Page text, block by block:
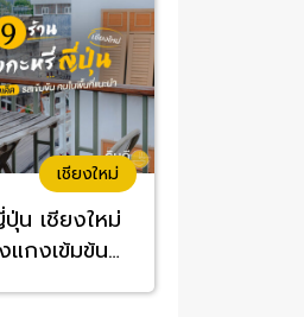
เชียงใหม่
น เชียงใหม่
แกงเข้มข้น